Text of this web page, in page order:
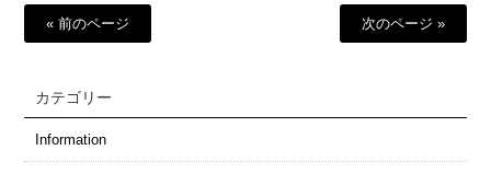
« 前のページ 次のページ »
カテゴリー
Information